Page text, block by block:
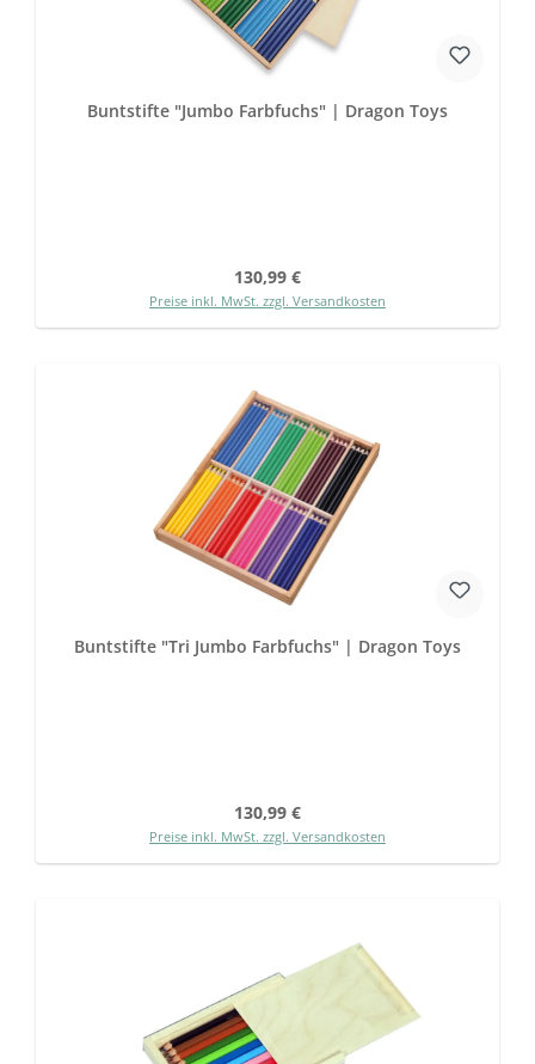
Buntstifte "Jumbo Farbfuchs" | Dragon Toys
Regulärer Preis:
130,99 €
Preise inkl. MwSt. zzgl. Versandkosten
Buntstifte "Tri Jumbo Farbfuchs" | Dragon Toys
Regulärer Preis:
130,99 €
Preise inkl. MwSt. zzgl. Versandkosten